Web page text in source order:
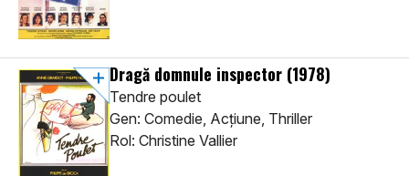
Dragă domnule inspector (1978)
Tendre poulet
Gen: Comedie, Acţiune, Thriller
Rol: Christine Vallier